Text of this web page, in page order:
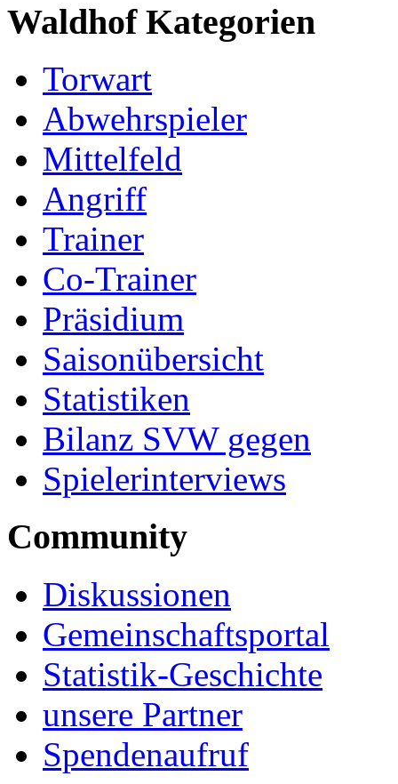
Waldhof Kategorien
Torwart
Abwehrspieler
Mittelfeld
Angriff
Trainer
Co-Trainer
Präsidium
Saisonübersicht
Statistiken
Bilanz SVW gegen
Spielerinterviews
Community
Diskussionen
Gemeinschaftsportal
Statistik-Geschichte
unsere Partner
Spendenaufruf